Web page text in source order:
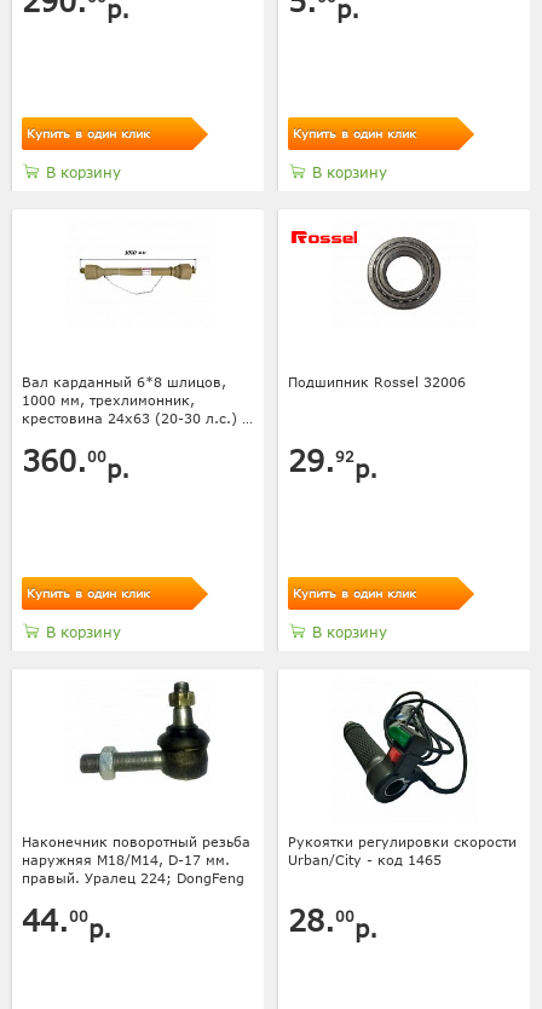
р.
Купить в один клик
В корзину
р.
Купить в один клик
В корзину
Вал карданный 6*8 шлицов,
1000 мм, трехлимонник,
крестовина 24х63 (20-30 л.с.) с
360.00р.
Купить в один клик
В корзину
Подшипник Rossel 32006
29.92р.
Купить в один клик
В корзину
Наконечник поворотный резьба
наружняя М18/М14, D-17 мм.
правый. Уралец 224; DongFeng
44.00р.
Рукоятки регулировки скорости
Urban/City - код 1465
28.00р.